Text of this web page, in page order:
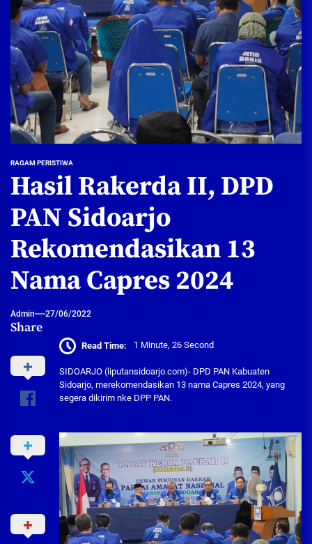
RAGAM PERISTIWA
Hasil Rakerda II, DPD
PAN Sidoarjo
Rekomendasikan 13
Nama Capres 2024
Admin 27/06/2022
Share
Read Time: 1 Minute, 26 Second
SIDOARJO (liputansidoarjo.com)- DPD PAN Kabuaten
Sidoarjo, merekomendasikan 13 nama Capres 2024, yang
segera dikirim nke DPP PAN.